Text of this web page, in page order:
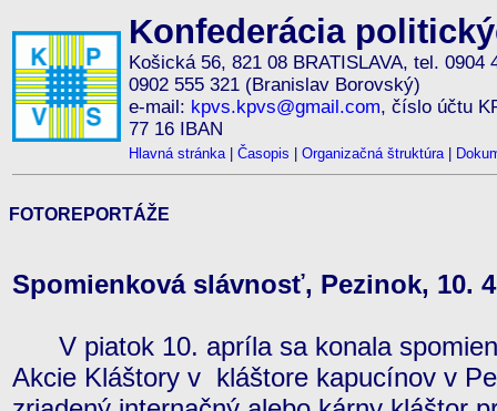
Konfederácia
Košická 56, 821 08 BRATISLAVA, tel. 0904
0902 555 321 (Branislav Borovský)
e-mail: kpvs.kpvs@gmail.com, číslo účtu
77 16 IBAN
Hlavná stránka| Časopis Organizačná štruktúra|
FOTOREPORTÁŽE
Spomienková slávnosť, Pezinok, 10.
V piatok 10. apríla sa konala
Akcie Kláštory v kláštore kapucínov v